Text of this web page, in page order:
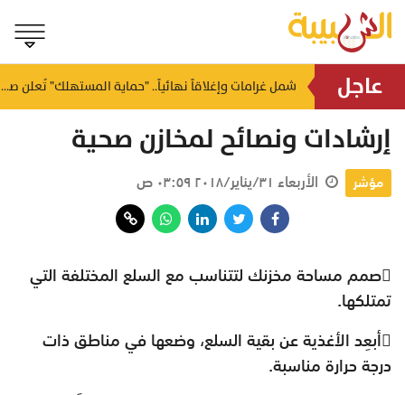
عاجل منذ ١٥ ساعة شمل غرامات وإغلاقاً نهائياً.. "حماية المستهلك" تُعلن صدور حكم قضائي بحق مؤسستين بمسقط
إرشادات‭ ‬ونصائح‭ ‬لمخازن‭ ‬صحية
مؤشر الأربعاء ٣١/يناير/٢٠١٨ ٠٣:٥٩ ص
‬تمتلكها‭.‬
‬درجة‭ ‬حرارة‭ ‬مناسبة‭.‬